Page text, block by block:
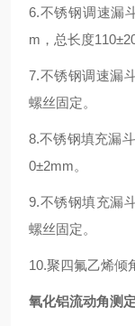
6.不锈钢调速漏
m，总长度
7.不锈钢调速漏
螺丝固定。
8.不锈钢填充漏
0±2mm。
9.不锈钢填充漏
螺丝固定。
10.聚四氟乙烯倾
氧化铝流动角测